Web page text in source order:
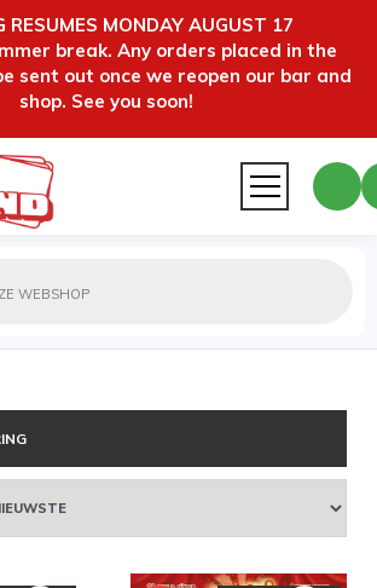
RESUMES MONDAY AUGUST 17
break. Any orders placed in the
sent out once we reopen our bar and
shop. See you soon!